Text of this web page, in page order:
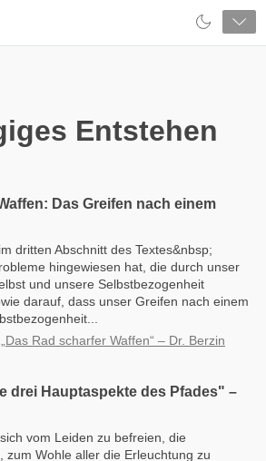
Entstehen
Das Greifen nach einem
dritten Abschnitt des Textes&nbsp;
hingewiesen hat, die durch unser
und unsere Selbstbezogenheit
darauf, dass unser Greifen nach einem
Rad scharfer Waffen“ – Dr. Berzin
drei Hauptaspekte des Pfades" –
vom Leiden zu befreien, die
zum Wohle aller die Erleuchtung zu